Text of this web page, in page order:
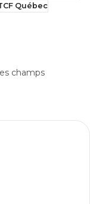
Québec
champs